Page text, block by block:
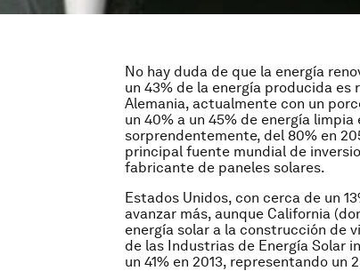
No hay duda de que la energía
un 43% de la energía producida es
Alemania, actualmente con un
un 40% a un 45% de energía
sorprendentemente, del 80% en
principal fuente mundial de
fabricante de paneles solares.
Estados Unidos, con cerca de un
avanzar más, aunque California
energía solar a la construcción de
de las Industrias de Energía Solar
un 41% en 2013, representando